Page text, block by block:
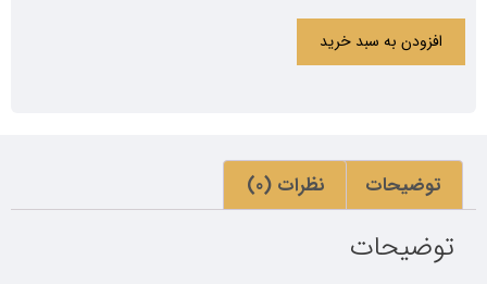
افزودن به سبد خرید
توضیحات نظرات (0)
توضیحات